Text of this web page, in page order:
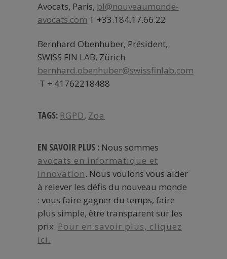
Avocats, Paris, bl@nouveaumonde-
avocats.com T +33.184.17.66.22
Bernhard Obenhuber, Président,
SWISS FIN LAB, Zürich
bernhard.obenhuber@swissfinlab.com
T + 41762218488
TAGS: RGPD, Zoa
EN SAVOIR PLUS : Nous sommes
avocats en informatique et
innovation. Nous voulons vous aider
à relever les défis du nouveau monde
: vous faire gagner du temps, faire
plus simple, être transparent sur les
prix. Pour en savoir plus, cliquez
ici.